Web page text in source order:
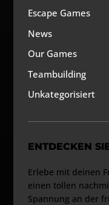
Escape Games
News
Our Games
Teambuilding
Unkategorisiert
ENTDECKEN
Erlebe mit deinen
einen tollen
Spannung an der